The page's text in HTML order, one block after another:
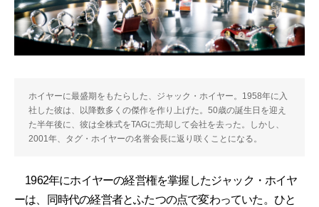
ホイヤーに最盛期をもたらした、ジャック・ホイヤー。1958年に入
社した彼は、以降数多くの傑作を作り上げた。50歳の誕生日を迎え
た半年後に、彼は全株式をTAGに売却して会社を去った。しかし、
2001年、タグ・ホイヤーの名誉会長に返り咲くことになる。
1962年にホイヤーの経営権を掌握したジャック・ホイヤ
ーは、同時代の経営者とふたつの点で変わっていた。ひと